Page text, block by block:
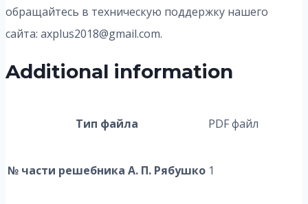
обращайтесь в техническую поддержку нашего
сайта: axplus2018@gmail.com.
Additional information
Тип файла PDF файл
№ части решебника А. П. Рябушко 1